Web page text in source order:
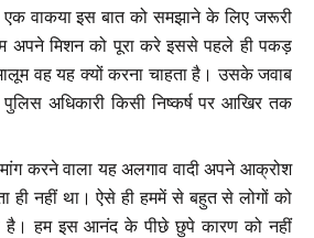
एक वाकया इस बात को समझाने के लिए जरूरी
अपने मिशन को पूरा करे इससे पहले ही पकड़
वह यह क्यों करना चाहता है। उसके जवाब
अधिकारी किसी निष्कर्ष पर आखिर तक
करने वाला यह अलगाव वादी अपने आक्रोश
ही नहीं था। ऐसे ही हममें से बहुत से लोगों को
हम इस आनंद के पीछे छुपे कारण को नहीं